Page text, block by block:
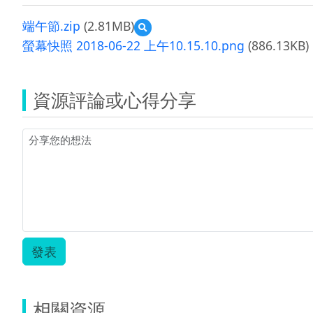
端午節.zip (2.81MB)
預
覽
端
螢幕快照 2018-06-22 上午10.15.10.png (886.13KB)
資源評論或心得分享
發表